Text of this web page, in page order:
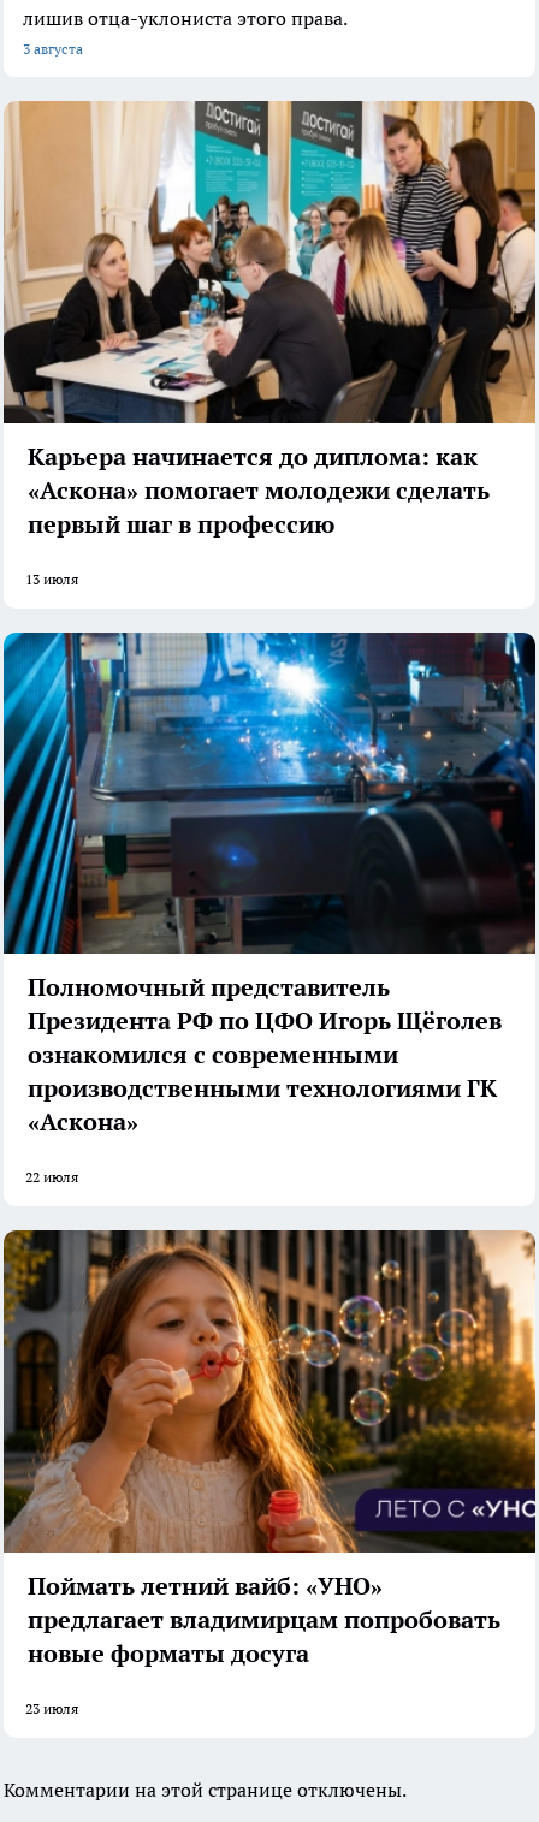
лишив отца-уклониста этого права.
3 августа
Карьера начинается до диплома: как
«Аскона» помогает молодежи сделать
первый шаг в профессию
13 июля
Полномочный представитель
Президента РФ по ЦФО Игорь Щёголев
ознакомился с современными
производственными технологиями ГК
«Аскона»
22 июля
Поймать летний вайб: «УНО»
предлагает владимирцам попробовать
новые форматы досуга
23 июля
Комментарии на этой странице отключены.